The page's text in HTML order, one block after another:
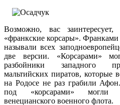
Возможно, вас
«франкские корсары».
называли всех
две версии. «Корсарами»
разбойники западного
мальтийских пиратов, которые
на Родосе не раз грабили
под «корсарами» могли
венецианского военного флота.